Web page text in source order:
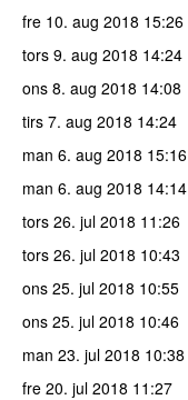
fre 10. aug 2018 15:26
tors 9. aug 2018 14:24
ons 8. aug 2018 14:08
tirs 7. aug 2018 14:24
man 6. aug 2018 15:16
man 6. aug 2018 14:14
tors 26. jul 2018 11:26
tors 26. jul 2018 10:43
ons 25. jul 2018 10:55
ons 25. jul 2018 10:46
man 23. jul 2018 10:38
fre 20. jul 2018 11:27